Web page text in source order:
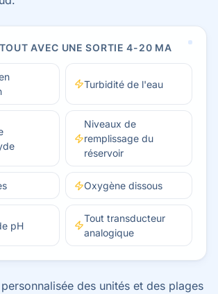
AVEC UNE SORTIE 4-20 MA
Turbidité de l'eau
Niveaux de
remplissage du
réservoir
Oxygène dissous
pH
Tout transducteur
analogique
des unités et des plages